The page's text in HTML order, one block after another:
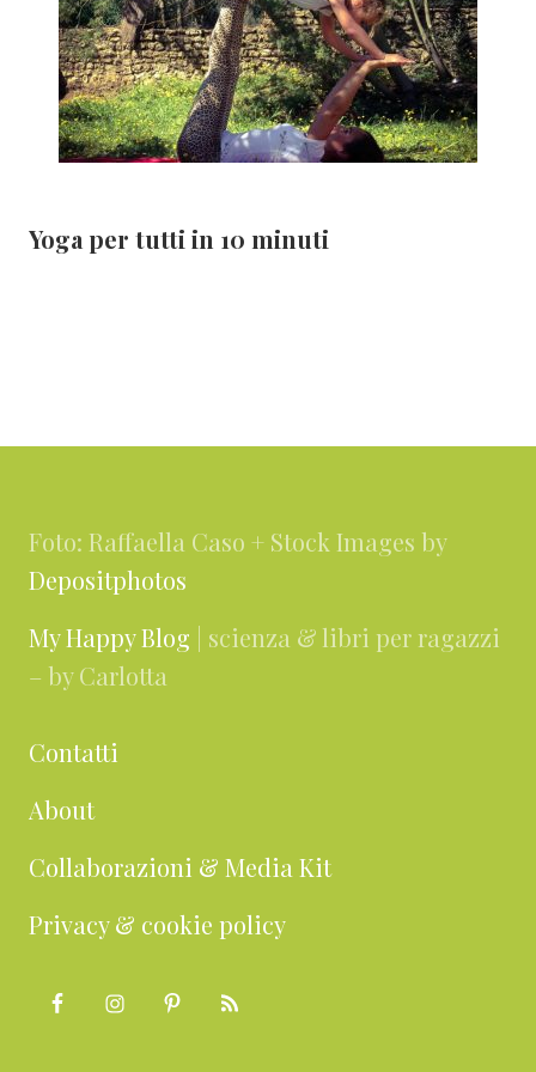
Yoga per tutti in 10 minuti
Foto: Raffaella Caso + Stock Images by
Depositphotos
My Happy Blog | scienza & libri per ragazzi
– by Carlotta
Contatti
About
Collaborazioni & Media Kit
Privacy & cookie policy